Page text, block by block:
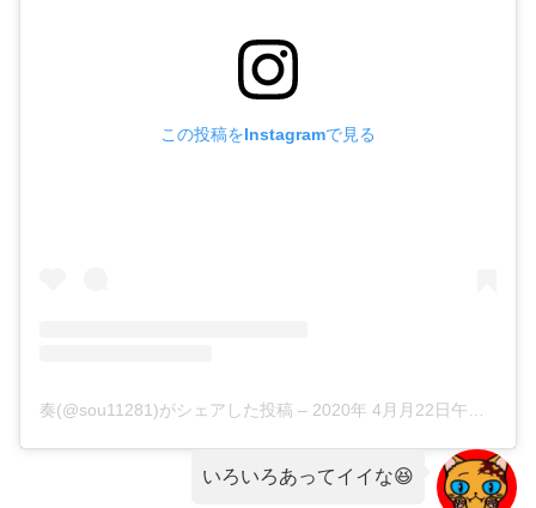
この投稿をInstagramで見る
奏(@sou11281)がシェアした投稿 – 2020年 4月月22日午前3時44分PDT
いろいろあってイイな😆